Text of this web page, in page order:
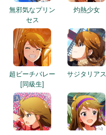
無邪気なプリン
セス
灼熱少女
超ビーチバレー
[同級生]
サジタリアス